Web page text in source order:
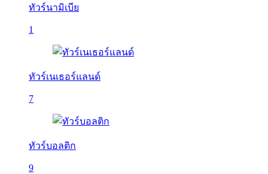
ทัวร์นามิเบีย
1
ทัวร์เนเธอร์แลนด์
7
ทัวร์บอลติก
9